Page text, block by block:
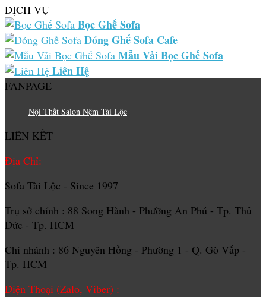
DỊCH VỤ
Bọc Ghế Sofa
Đóng Ghế Sofa Cafe
Mẫu Vải Bọc Ghế Sofa
Liên Hệ
FANPAGE
Nội Thất Salon Nệm Tài Lộc
LIÊN KẾT
Địa Chỉ:
Sofa Tài Lộc - Since 1997
Trụ sở chính : 88 Song Hành - Phường An Phú - Tp. Thủ
Đức - Tp. HCM
Chi nhánh : 86 Nguyên Hồng - Phường 1 - Q. Gò Vấp -
Tp. HCM
Điện Thoại (Zalo, Viber) :